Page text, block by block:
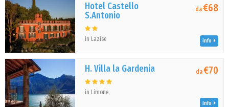
Hotel Castello
S.Antonio
in Lazise
da€68
Info
H. Villa la Gardenia
in Limone
da€70
Info